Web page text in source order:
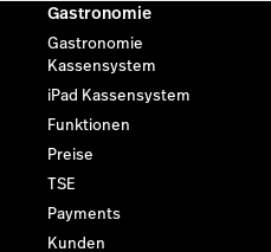
Gastronomie
Gastronomie
Kassensystem
iPad Kassensystem
Funktionen
Preise
TSE
Payments
Kunden